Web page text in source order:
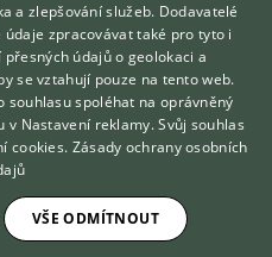
63 reakcí
2 reakcí
Hledáte zvířecího kamaráda?
Zdarma vám poradí
VETERINÁŘ ONLINE
KONZULTOVAT S
VETERINÁŘEM
a zlepšování služeb. Dodavatelé
údaje zpracovávat také pro tyto i
údajů o geolokaci a
se vztahují pouze na tento web.
spoléhat na oprávněný
v Nastavení reklamy. Svůj souhlas
cookies. Zásady ochrany osobních
VŠE ODMÍTNOUT